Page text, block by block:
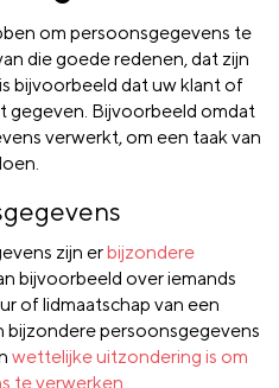
om persoonsgegevens te
die goede redenen, dat zijn
is bijvoorbeeld dat uw klant of
Bijvoorbeeld omdat
verwerkt, om een taak van
zijn erbijzondere
bijvoorbeeld over iemands
of lidmaatschap van een
bijzondere persoonsgegevens
wettelijke uitzondering is om
te verwerken.